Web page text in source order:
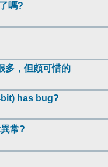
嗎?
多，但頗可惜的
has bug?
常?